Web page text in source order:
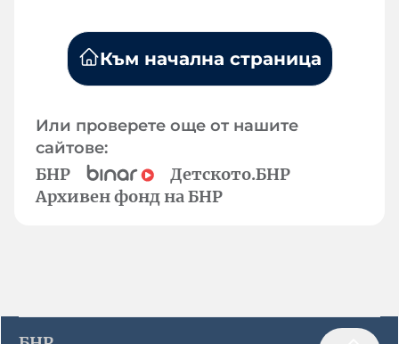
Към начална страница
Или проверете още от нашите
сайтове:
БНР
Детското.БНР
Архивен фонд на БНР